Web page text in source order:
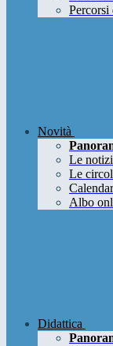
Percorsi
Novità
Le
Le
Albo
Didattica